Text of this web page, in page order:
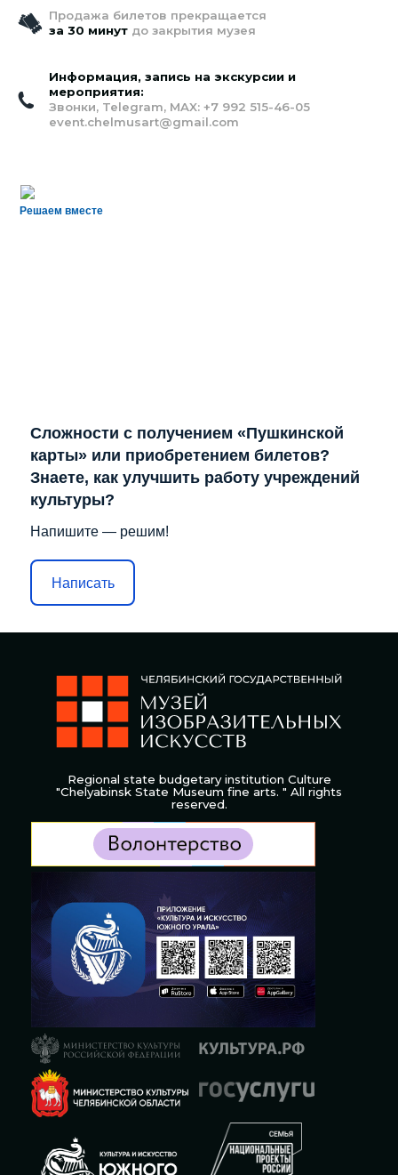
Продажа билетов прекращается
за 30 минут до закрытия музея
Информация, запись на экскурсии и
мероприятия:
Звонки, Telegram, MAX: +7 992 515-46-05
event.chelmusart@gmail.com
Решаем вместе
Сложности с получением «Пушкинской
карты» или приобретением билетов?
Знаете, как улучшить работу учреждений
культуры?
Напишите — решим!
Написать
Regional state budgetary institution Culture
"Chelyabinsk State Museum fine arts. " All rights
reserved.